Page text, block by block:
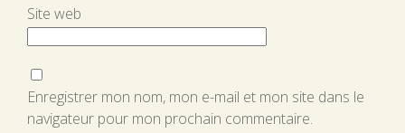
Site web
Enregistrer mon nom, mon e-mail et mon site dans le
navigateur pour mon prochain commentaire.